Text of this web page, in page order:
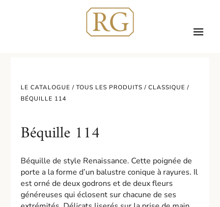
LE CATALOGUE /TOUS LES PRODUITS /CLASSIQUE /
BÉQUILLE 114
Béquille 114
Béquille de style Renaissance. Cette poignée de
porte a la forme d’un balustre conique à rayures. Il
est orné de deux godrons et de deux fleurs
généreuses qui éclosent sur chacune de ses